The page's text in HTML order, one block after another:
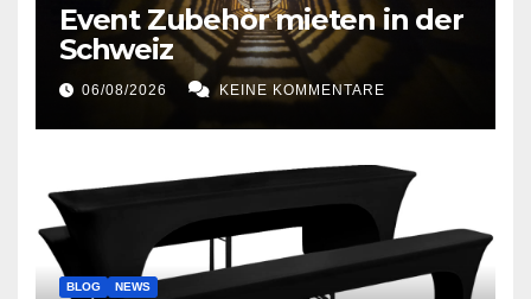
Event Zubehör mieten in der
Schweiz
06/08/2026 KEINE KOMMENTARE
BLOG NEWS